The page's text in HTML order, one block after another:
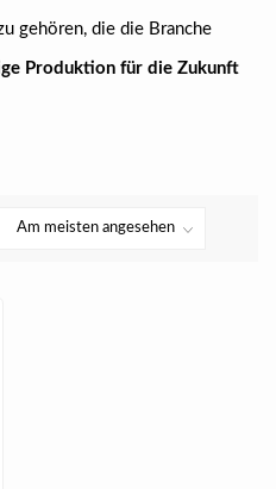
gehören, die die Branche
Produktion für die Zukunft